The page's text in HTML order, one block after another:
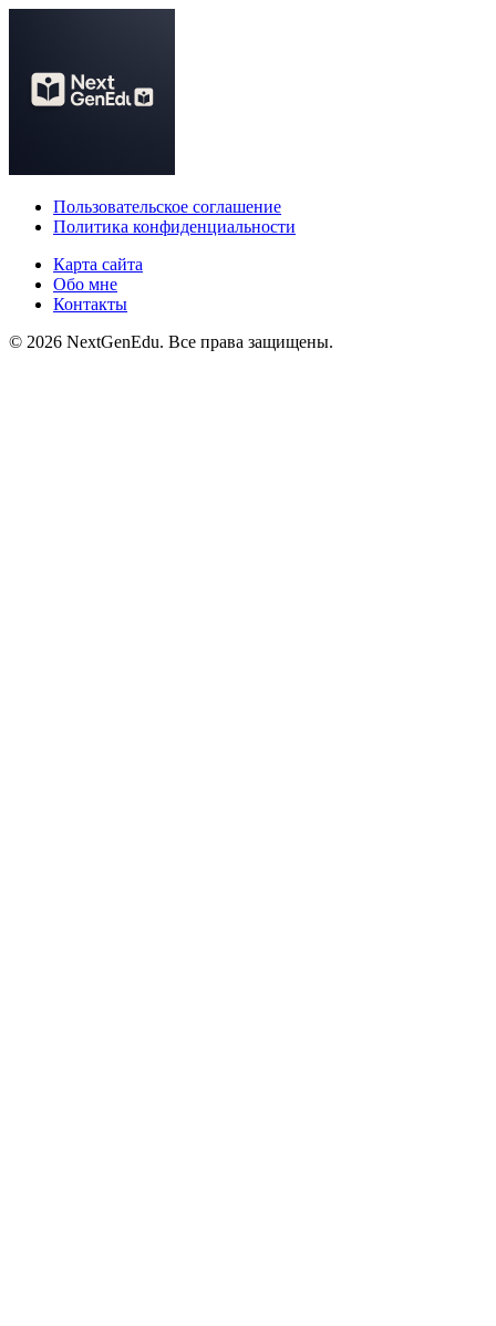
Пользовательское соглашение
Политика конфиденциальности
Карта сайта
Обо мне
Контакты
© 2026 NextGenEdu. Все права защищены.